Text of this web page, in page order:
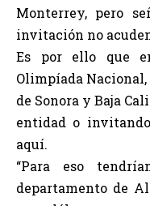
Monterrey, pero
invitación no
Es por ello que
Olimpíada
de Sonora y Baja
entidad o
aquí.
“Para eso
departamento de